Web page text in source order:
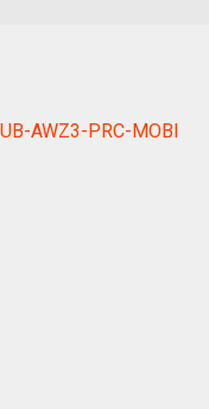
AWZ3-PRC-MOBI